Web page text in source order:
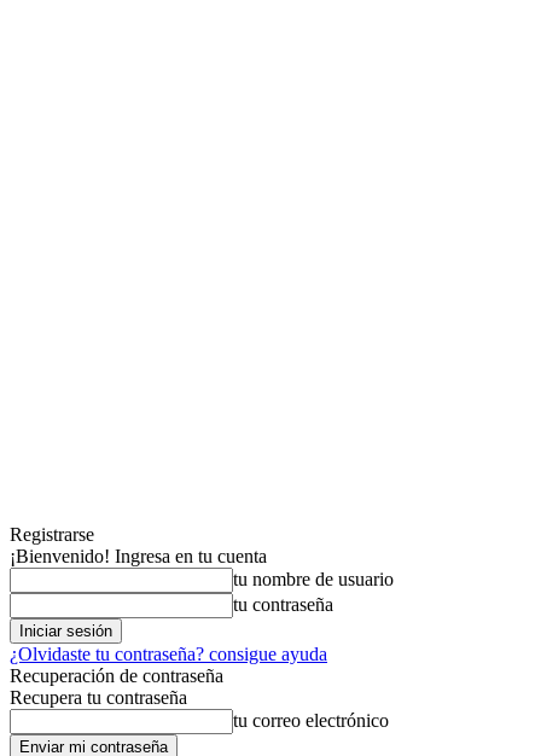
Registrarse
¡Bienvenido! Ingresa en tu cuenta
tu nombre de usuario
tu contraseña
¿Olvidaste tu contraseña? consigue ayuda
Recuperación de contraseña
Recupera tu contraseña
tu correo electrónico